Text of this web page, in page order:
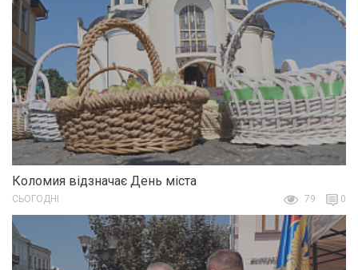
Коломия відзначає День міста
СЬОГОДНІ 79 0